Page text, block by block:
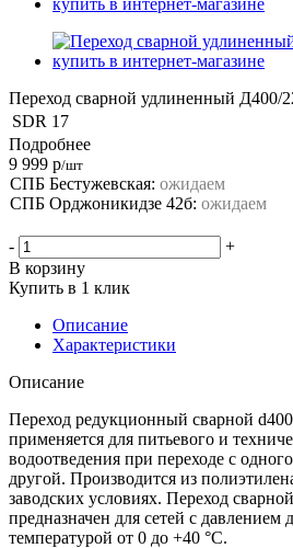
Переход сварной удлиненный Д400/
SDR 17
Подробнее
9 999 р/шт
СПБ Бестужевская: ожидаем
СПБ Орджоникидзе 42б: ожидаем
-
+
В корзину
Купить в 1 клик
Описание
Характеристики
Описание
Переход редукционный сварной
применяется для питьевого и
водоотведения при переходе с
другой. Производится из
заводских условиях. Переход
предназначен для сетей с давлением
температурой от 0 до +40 °С.